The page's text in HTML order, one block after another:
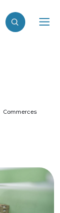
Commerces